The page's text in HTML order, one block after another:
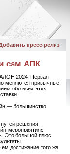
пресс-релиз
сам АПК
2024. Первая
меняются привычные
обо всех этих
— большинство
решения
мероприятиях
Это большой плюс
достижение того же